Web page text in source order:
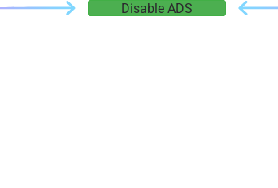
Disable ADS